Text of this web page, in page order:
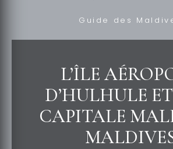
Guide des
L’ÎLE
D’HULHULE
CAPITALE